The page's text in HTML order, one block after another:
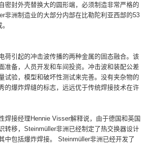
密封外壳替换大的圆形端，必须制造非常严格的
非洲制造业的大部分内部在比勒陀利亚西部的53
荷引起的冲击波传播的两种金属的固态融合。该
准备，人员开发和车间投资。冲击波和装配公差
试验，模型和破坏性测试来完善。没有夹杂物的
的爆炸焊缝的标志，远远优于传统焊接技术在许
焊接经理Hennie Visser解释说，由于德国和英国
转移，Steinmüller非洲已经制定了热交换器设计
中包括爆炸焊接。 Steinmüller非洲已经开发了